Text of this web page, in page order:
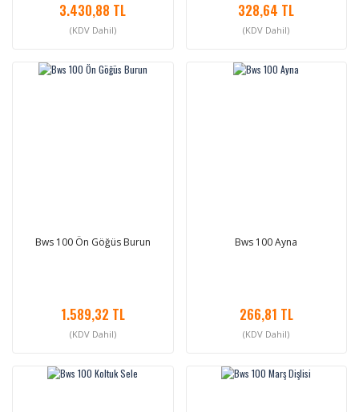
3.430,88 TL
(KDV Dahil)
328,64 TL
(KDV Dahil)
Bws 100 Ön Göğüs Burun
1.589,32 TL
(KDV Dahil)
Bws 100 Ayna
266,81 TL
(KDV Dahil)